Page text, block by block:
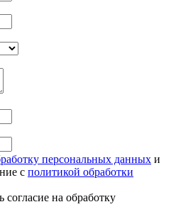
персональных данных и
с политикой обработки
на обработку